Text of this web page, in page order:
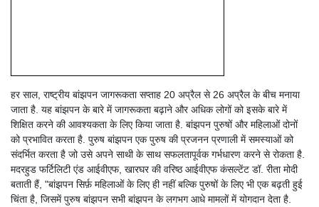
हर साल, राष्ट्रीय बांझपन जागरूकता सप्ताह 20 अप्रैल से 26 अप्रैल के बीच मनाया
जाता है. यह बांझपन के बारे में जागरूकता बढ़ाने और अधिक लोगों को इसके बारे में
शिक्षित करने की आवश्यकता के लिए किया जाता है. बांझपन पुरुषों और महिलाओं दोनों
को प्रभावित करता है. पुरुष बांझपन एक पुरुष की प्रजनन प्रणाली में समस्याओं को
संदर्भित करता है जो उसे अपने साथी के साथ सफलतापूर्वक गर्भधारण करने से रोकता है.
मदरहुड फर्टिलिटी एंड आईवीएफ, खारघर की वरिष्ठ आईवीएफ कंसल्टेंट डॉ. रीता मोदी
बताती हैं, "बांझपन सिर्फ़ महिलाओं के लिए ही नहीं बल्कि पुरुषों के लिए भी एक बढ़ती हुई
चिंता है, जिसमें पुरुष बांझपन सभी बांझपन के लगभग आधे मामलों में योगदान देता है.